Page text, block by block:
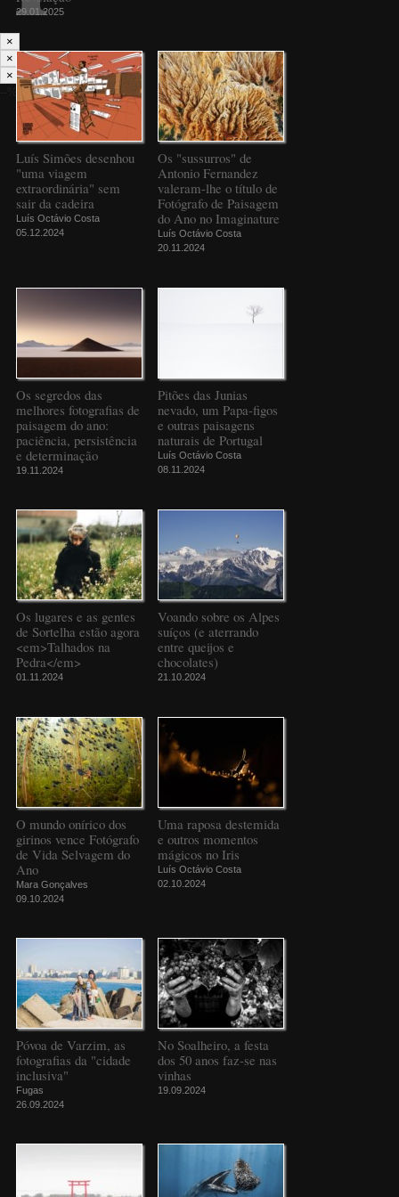
29.01.2025
Luís Simões desenhou
"uma viagem
extraordinária" sem
sair da cadeira
Luís Octávio Costa
05.12.2024
Os "sussurros" de
Antonio Fernandez
valeram-lhe o título de
Fotógrafo de Paisagem
do Ano no Imaginature
Luís Octávio Costa
20.11.2024
Os segredos das
melhores fotografias de
paisagem do ano:
paciência, persistência
e determinação
19.11.2024
Pitões das Junias
nevado, um Papa-figos
e outras paisagens
naturais de Portugal
Luís Octávio Costa
08.11.2024
Os lugares e as gentes
de Sortelha estão agora
<em>Talhados na
Pedra</em>
01.11.2024
Voando sobre os Alpes
suíços (e aterrando
entre queijos e
chocolates)
21.10.2024
O mundo onírico dos
girinos vence Fotógrafo
de Vida Selvagem do
Ano
Mara Gonçalves
09.10.2024
Uma raposa destemida
e outros momentos
mágicos no Iris
Luís Octávio Costa
02.10.2024
Póvoa de Varzim, as
fotografias da "cidade
inclusiva"
Fugas
26.09.2024
No Soalheiro, a festa
dos 50 anos faz-se nas
vinhas
19.09.2024
×
×
×
--%>